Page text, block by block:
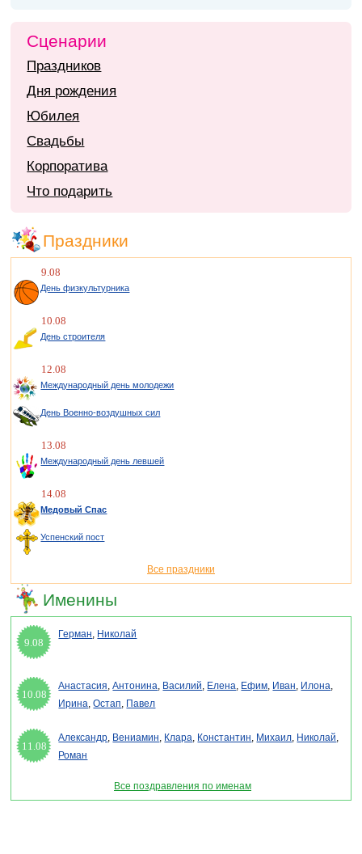
Сценарии
Праздников
Дня рождения
Юбилея
Свадьбы
Корпоратива
Что подарить
Праздники
9.08
День физкультурника
10.08
День строителя
12.08
Международный день молодежи
День Военно-воздушных сил
13.08
Международный день левшей
14.08
Медовый Спас
Успенский пост
Все праздники
Именины
9.08
Герман, Николай
10.08
Анастасия,Антонина, Василий, Елена, Ефим, Иван, Илона,
Ирина,Остап, Павел
11.08
Александр, Вениамин, Клара, Константин, Михаил, Николай,
Роман
Все поздравления по именам